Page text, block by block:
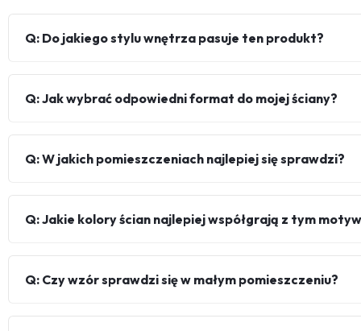
Q: Do jakiego stylu wnętrza pasuje ten produkt?
Q: Jak wybrać odpowiedni format do mojej ściany?
Q: W jakich pomieszczeniach najlepiej się sprawdzi?
Q: Jakie kolory ścian najlepiej współgrają z tym
Q: Czy wzór sprawdzi się w małym pomieszczeniu?